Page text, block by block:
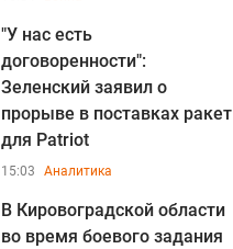
"У нас есть
договоренности":
Зеленский заявил о
прорыве в поставках ракет
для Patriot
15:03 Аналитика
В Кировоградской области
во время боевого задания